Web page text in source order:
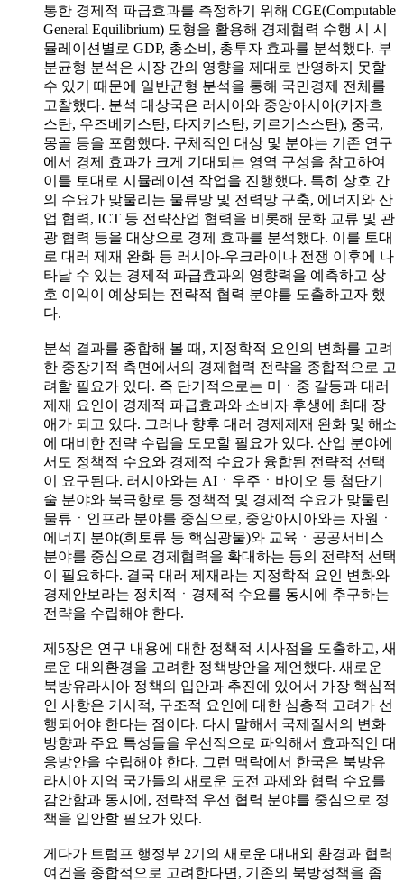
통한 경제적 파급효과를 측정하기 위해 CGE(Computable
General Equilibrium) 모형을 활용해 경제협력 수행 시 시
뮬레이션별로 GDP, 총소비, 총투자 효과를 분석했다. 부
분균형 분석은 시장 간의 영향을 제대로 반영하지 못할
수 있기 때문에 일반균형 분석을 통해 국민경제 전체를
고찰했다. 분석 대상국은 러시아와 중앙아시아(카자흐
스탄, 우즈베키스탄, 타지키스탄, 키르기스스탄), 중국,
몽골 등을 포함했다. 구체적인 대상 및 분야는 기존 연구
에서 경제 효과가 크게 기대되는 영역 구성을 참고하여
이를 토대로 시뮬레이션 작업을 진행했다. 특히 상호 간
의 수요가 맞물리는 물류망 및 전력망 구축, 에너지와 산
업 협력, ICT 등 전략산업 협력을 비롯해 문화 교류 및 관
광 협력 등을 대상으로 경제 효과를 분석했다. 이를 토대
로 대러 제재 완화 등 러시아-우크라이나 전쟁 이후에 나
타날 수 있는 경제적 파급효과의 영향력을 예측하고 상
호 이익이 예상되는 전략적 협력 분야를 도출하고자 했
다.
분석 결과를 종합해 볼 때, 지정학적 요인의 변화를 고려
한 중장기적 측면에서의 경제협력 전략을 종합적으로 고
려할 필요가 있다. 즉 단기적으로는 미ㆍ중 갈등과 대러
제재 요인이 경제적 파급효과와 소비자 후생에 최대 장
애가 되고 있다. 그러나 향후 대러 경제제재 완화 및 해소
에 대비한 전략 수립을 도모할 필요가 있다. 산업 분야에
서도 정책적 수요와 경제적 수요가 융합된 전략적 선택
이 요구된다. 러시아와는 AIㆍ우주ㆍ바이오 등 첨단기
술 분야와 북극항로 등 정책적 및 경제적 수요가 맞물린
물류ㆍ인프라 분야를 중심으로, 중앙아시아와는 자원ㆍ
에너지 분야(희토류 등 핵심광물)와 교육ㆍ공공서비스
분야를 중심으로 경제협력을 확대하는 등의 전략적 선택
이 필요하다. 결국 대러 제재라는 지정학적 요인 변화와
경제안보라는 정치적ㆍ경제적 수요를 동시에 추구하는
전략을 수립해야 한다.
제5장은 연구 내용에 대한 정책적 시사점을 도출하고, 새
로운 대외환경을 고려한 정책방안을 제언했다. 새로운
북방유라시아 정책의 입안과 추진에 있어서 가장 핵심적
인 사항은 거시적, 구조적 요인에 대한 심층적 고려가 선
행되어야 한다는 점이다. 다시 말해서 국제질서의 변화
방향과 주요 특성들을 우선적으로 파악해서 효과적인 대
응방안을 수립해야 한다. 그런 맥락에서 한국은 북방유
라시아 지역 국가들의 새로운 도전 과제와 협력 수요를
감안함과 동시에, 전략적 우선 협력 분야를 중심으로 정
책을 입안할 필요가 있다.
게다가 트럼프 행정부 2기의 새로운 대내외 환경과 협력
여건을 종합적으로 고려한다면, 기존의 북방정책을 좀